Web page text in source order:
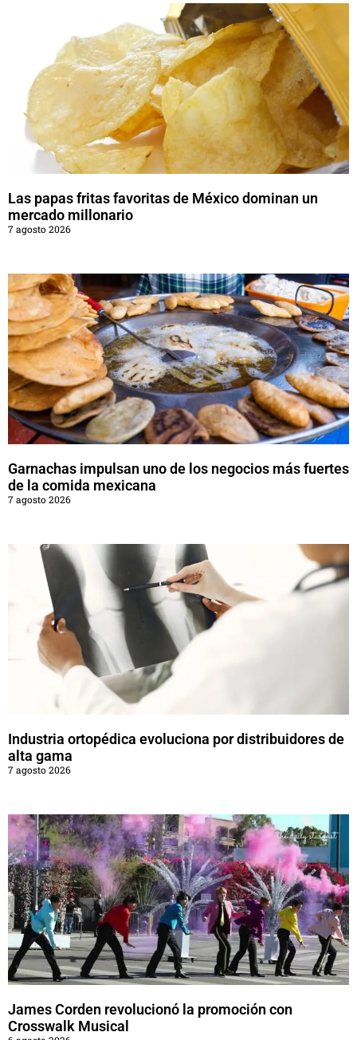
Las papas fritas favoritas de México dominan un
mercado millonario
7 agosto 2026
Garnachas impulsan uno de los negocios más fuertes
de la comida mexicana
7 agosto 2026
Industria ortopédica evoluciona por distribuidores de
alta gama
7 agosto 2026
James Corden revolucionó la promoción con
Crosswalk Musical